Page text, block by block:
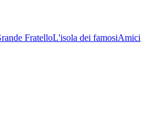
FratelloL'isola dei famosiAmici